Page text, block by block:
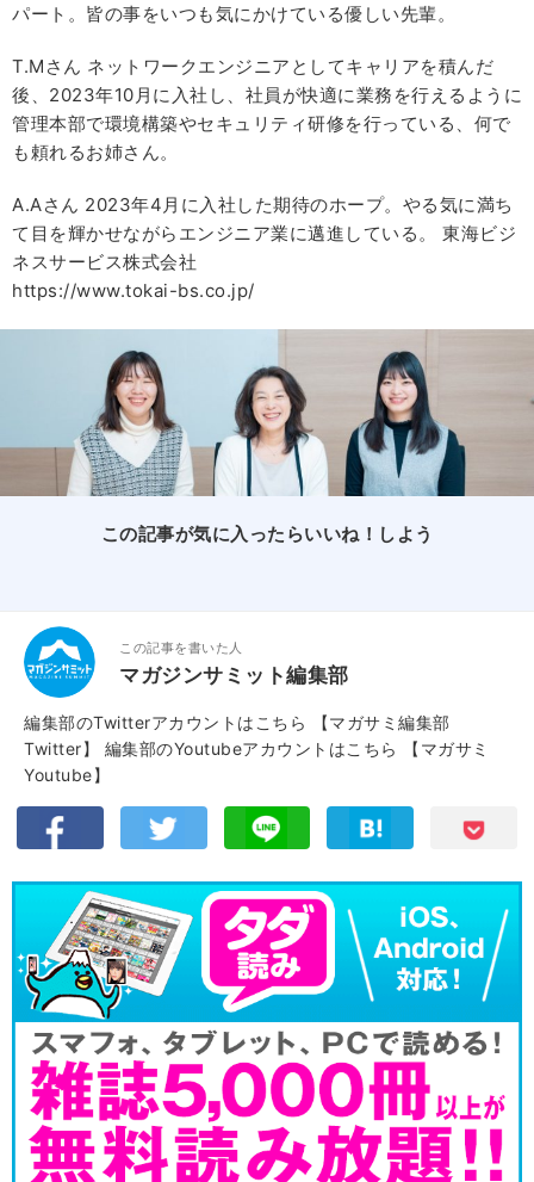
パート。皆の事をいつも気にかけている優しい先輩。
T.Mさん ネットワークエンジニアとしてキャリアを積んだ
後、2023年10月に入社し、社員が快適に業務を行えるように
管理本部で環境構築やセキュリティ研修を行っている、何で
も頼れるお姉さん。
A.Aさん 2023年4月に入社した期待のホープ。やる気に満ち
て目を輝かせながらエンジニア業に邁進している。 東海ビジ
ネスサービス株式会社
https://www.tokai-bs.co.jp/
この記事が気に入ったらいいね！しよう
この記事を書いた人
マガジンサミット編集部
編集部のTwitterアカウントはこちら
【マガサミ編集部
Twitter】
編集部のYoutubeアカウントはこちら
【マガサミ
Youtube】